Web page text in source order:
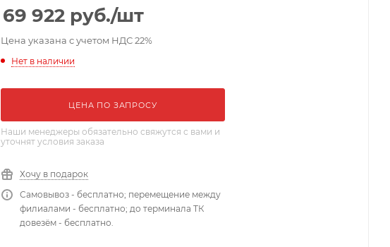
69 922 руб./шт
Цена указана с учетом НДС 22%
Нет в наличии
ЦЕНА ПО ЗАПРОСУ
Наши менеджеры обязательно свяжутся с вами и
уточнят условия заказа
Хочу в подарок
Самовывоз - бесплатно; перемещение между
филиалами - бесплатно; до терминала ТК
довезём - бесплатно.